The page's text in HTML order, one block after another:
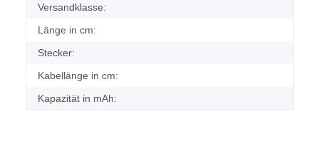
Versandklasse:
Länge in cm:
Stecker:
Kabellänge in cm:
Kapazität in mAh: